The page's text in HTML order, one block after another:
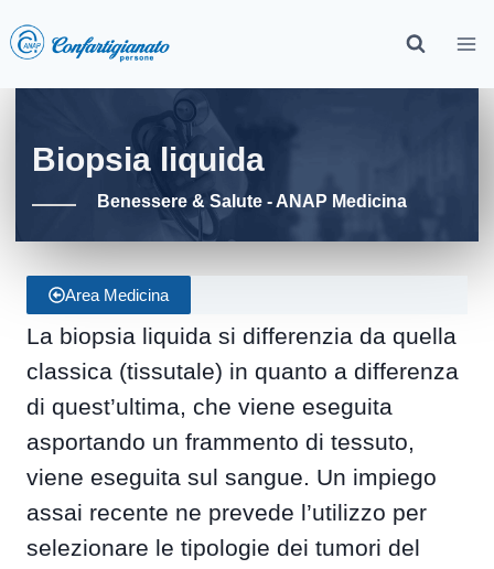
Biopsia liquida
Benessere & Salute - ANAP Medicina
Area Medicina
La biopsia liquida si differenzia da quella
classica (tissutale) in quanto a differenza
di quest’ultima, che viene eseguita
asportando un frammento di tessuto,
viene eseguita sul sangue. Un impiego
assai recente ne prevede l’utilizzo per
selezionare le tipologie dei tumori del